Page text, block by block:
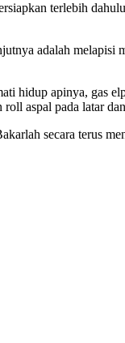
terlebih
adalah
hidup apinya, gas
aspal pada latar
secara terus